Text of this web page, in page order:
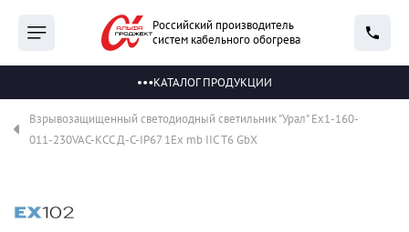
Российский производитель
систем кабельного обогрева
КАТАЛОГ ПРОДУКЦИИ
Взрывозащищенный светодиодный светильник "Урал" Ex1-160-
011-230VAC-КСС Д-С-IP67 1Ex mb IIC T6 GbX